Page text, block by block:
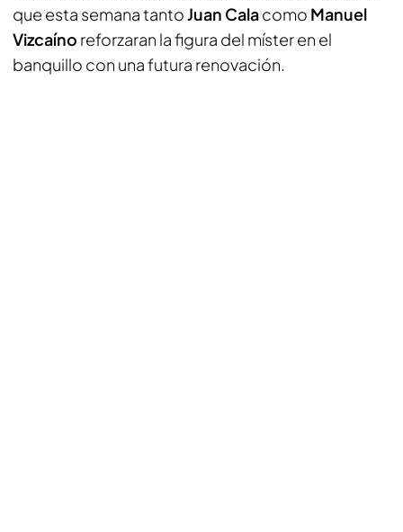
que esta semana tantoJuan Calacomo Manuel
Vizcaíno reforzaran la figura del míster en el
banquillo con una futura renovación.